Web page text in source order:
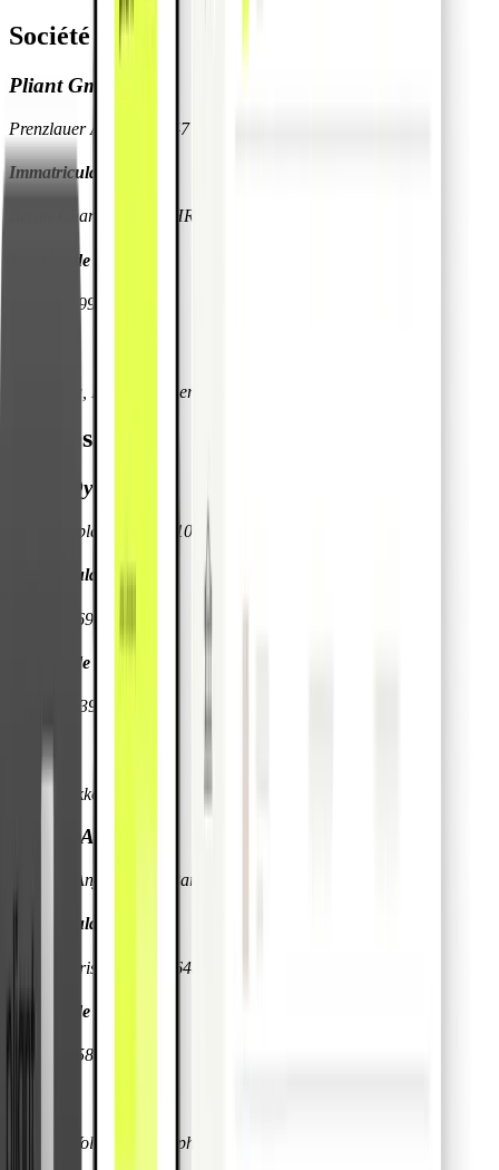
Société mère
Pliant GmbH
Prenzlauer Allee 242-247 10405 Berlin, Germany
Immatriculation
Berlin-Charlottenburg HRB 217281 B‍
Numéro de TVA
DE330969998
Malte Rau, Fabian Terner & Friedrich Hubel
Filiales
Pliant Oy
Pohjoisesplanadi 19 00100 Helsinki, Finland
Immatriculation
PRH 3266913-9
Numéro de TVA
FI32669139
Jenna Tirkkonen
Pliant SAS
23 rue d’Anjou 75008 Paris, France
Immatriculation
R.C.S. Paris - 949 584 643 ORIAS - 23006436
Numéro de TVA
FR32949584643
Mathieu Volondat & Stephan Simon